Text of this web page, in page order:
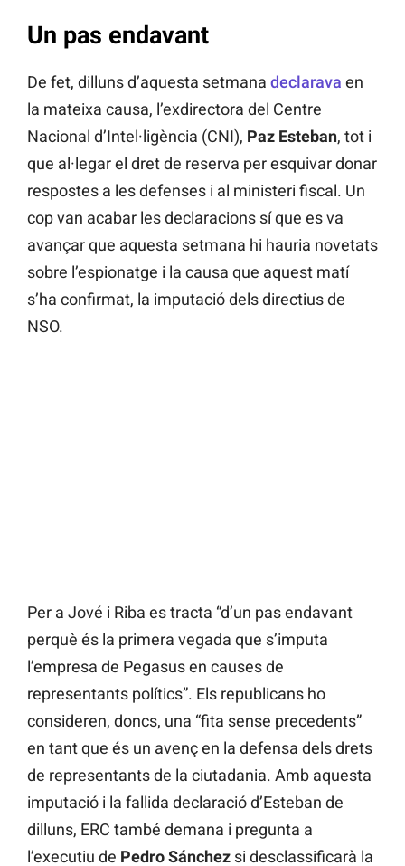
Un pas endavant
De fet, dilluns d’aquesta setmana declarava en
la mateixa causa, l’exdirectora del Centre
Nacional d’Intel·ligència (CNI), Paz Esteban, tot i
que al·legar el dret de reserva per esquivar donar
respostes a les defenses i al ministeri fiscal. Un
cop van acabar les declaracions sí que es va
avançar que aquesta setmana hi hauria novetats
sobre l’espionatge i la causa que aquest matí
s’ha confirmat, la imputació dels directius de
NSO.
Per a Jové i Riba es tracta “d’un pas endavant
perquè és la primera vegada que s’imputa
l’empresa de Pegasus en causes de
representants polítics”. Els republicans ho
consideren, doncs, una “fita sense precedents”
en tant que és un avenç en la defensa dels drets
de representants de la ciutadania. Amb aquesta
imputació i la fallida declaració d’Esteban de
dilluns, ERC també demana i pregunta a
l’executiu de Pedro Sánchez si desclassificarà la